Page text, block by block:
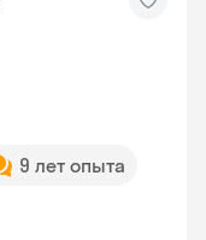
9 лет опыта